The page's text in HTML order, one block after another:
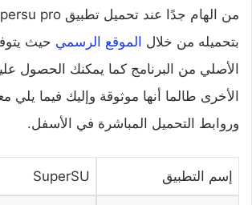
بتحميله من خلال الموقع الرسمي حيث
الأصلي من البرنامج كما يمكنك الحصول
الأخرى طالما أنها موثوقة وإليك فيما يلي
وروابط التحميل المباشرة في الأسفل.
إسم التطبيق SuperSU